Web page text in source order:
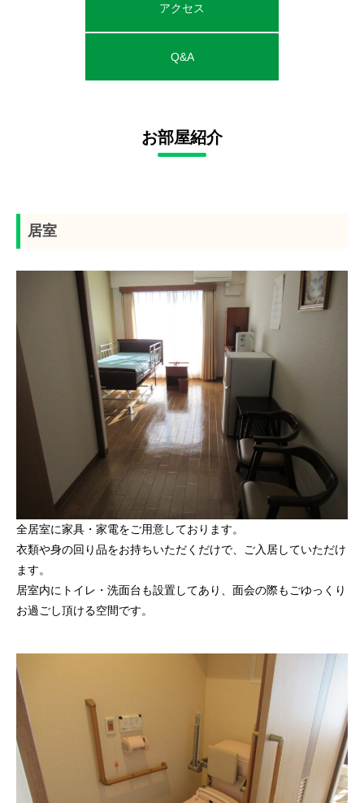
アクセス
Q&A
お部屋紹介
居室
全居室に家具・家電をご用意しております。
衣類や身の回り品をお持ちいただくだけで、ご入居していただけ
ます。
居室内にトイレ・洗面台も設置してあり、面会の際もごゆっくり
お過ごし頂ける空間です。